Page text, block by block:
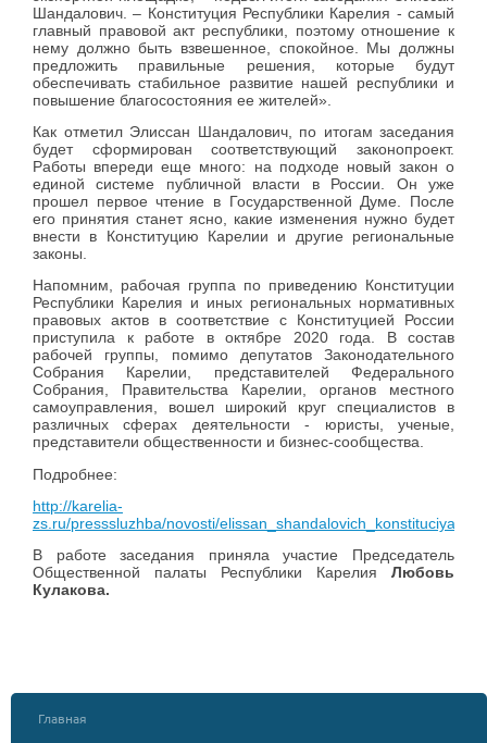
Шандалович. – Конституция Республики Карелия - самый
главный правовой акт республики, поэтому отношение к
нему должно быть взвешенное, спокойное. Мы должны
предложить правильные решения, которые будут
обеспечивать стабильное развитие нашей республики и
повышение благосостояния ее жителей».
Как отметил Элиссан Шандалович, по итогам заседания
будет сформирован соответствующий законопроект.
Работы впереди еще много: на подходе новый закон о
единой системе публичной власти в России. Он уже
прошел первое чтение в Государственной Думе. После
его принятия станет ясно, какие изменения нужно будет
внести в Конституцию Карелии и другие региональные
законы.
Напомним, рабочая группа по приведению Конституции
Республики Карелия и иных региональных нормативных
правовых актов в соответствие с Конституцией России
приступила к работе в октябре 2020 года. В состав
рабочей группы, помимо депутатов Законодательного
Собрания Карелии, представителей Федерального
Собрания, Правительства Карелии, органов местного
самоуправления, вошел широкий круг специалистов в
различных сферах деятельности - юристы, ученые,
представители общественности и бизнес-сообщества.
Подробнее:
http://karelia-
zs.ru/presssluzhba/novosti/
В работе заседания приняла участие Председатель
Общественной палаты Республики Карелия Любовь
Кулакова.
Главная